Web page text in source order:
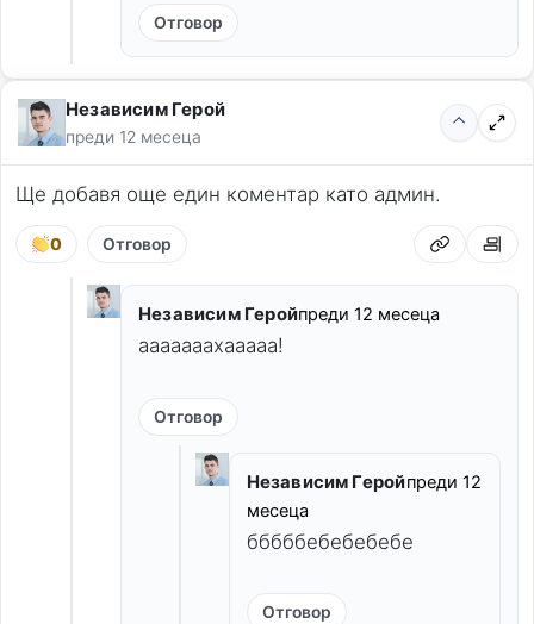
Отговор
Независим Герой
преди 12 месеца
Ще добавя още един коментар като админ.
0 Отговор
Независим Геройпреди 12 месеца
ааааааахааааа!
Отговор
Независим Геройпреди 12
месеца
бббббебебебебе
Отговор